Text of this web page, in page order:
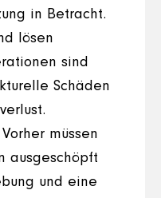
in Betracht.
lösen
sind
Schäden
müssen
ausgeschöpft
und eine